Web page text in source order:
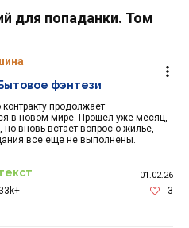
для попаданки. Том
продолжает
в новом мире. Прошел уже месяц,
но вновь встает вопрос о жилье,
все еще не выполнены.
Бытовое фэнтези
01.02.26
3